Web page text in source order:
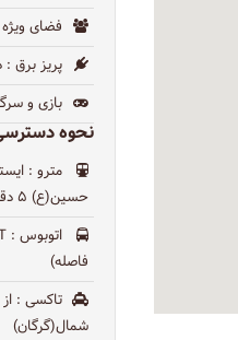
فضای ویژه VIP
پریز برق :
بازی و
نحوه
مترو
حسین(ع) ۵ دقیقه فاصله و ایستگاه دروازه دولت ۱۰ دقیقه فاصله
اتوبوس
فاصله)
تاکسی :
شمال(گرگان)